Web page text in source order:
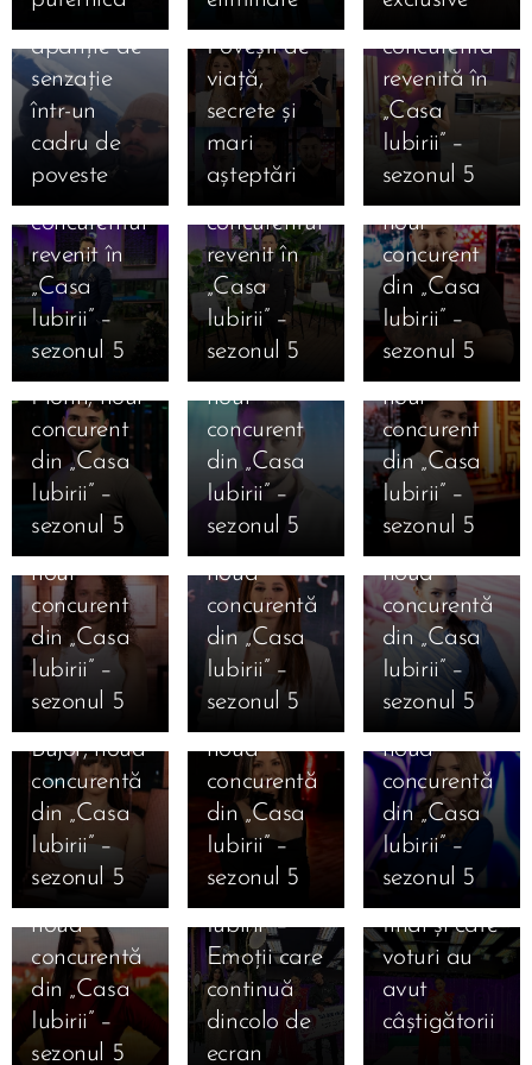
Moldo,
apariție de
senzație
într-un
cadru de
poveste
2026.
Povești de
viață,
secrete și
mari
așteptări
Lucia,
concurenta
revenită în
„Casa
Iubirii” –
sezonul 5
12.01.2026
Cine este
Danciu
Marius,
concurentul
revenit în
„Casa
Iubirii” –
sezonul 5
12.01.2026
Cine este
Robert
Gabriel
Mihai,
concurentul
revenit în
„Casa
Iubirii” –
sezonul 5
12.01.2026
Cine este
Ștefan
Armencea,
noul
concurent
din „Casa
Iubirii” –
sezonul 5
12.01.2026
Cine este
Valentin
Florin, noul
concurent
din „Casa
Iubirii” –
sezonul 5
12.01.2026
Cine este
Alexandru
Punga,
noul
concurent
din „Casa
Iubirii” –
sezonul 5
12.01.2026
Cine este
Iosif
Ciolan,
noul
concurent
din „Casa
Iubirii” –
sezonul 5
12.01.2026
Cine este
Mihai
Mărginean,
noul
concurent
din „Casa
Iubirii” –
sezonul 5
12.01.2026
Cine este
Alexandra
Geamănu,
noua
concurentă
din „Casa
Iubirii” –
sezonul 5
12.01.2026
Cine este
Ana
Cristiana
Bălăuca,
noua
concurentă
din „Casa
Iubirii” –
sezonul 5
12.01.2026
Cine este
Jaqueline
Beatrice
Bujor, noua
concurentă
din „Casa
Iubirii” –
sezonul 5
12.01.2026
Cine este
Carolina
Caramanută,
noua
concurentă
din „Casa
Iubirii” –
sezonul 5
12.01.2026
Cine este
Daniela
Ioana
Camelia
Nistor,
noua
concurentă
din „Casa
Iubirii” –
sezonul 5
12.01.2026
Cine este
Magdalena
Cojocaru,
noua
concurentă
din „Casa
Iubirii” –
sezonul 5
11.01.2026
Mesajele
câștigătorilor
și
finaliștilor
după
Marea
Finală
„Casa
Iubirii” –
Emoții care
continuă
dincolo de
ecran
11.01.2026
Marea
Finală
Casa Iubirii
– Andreea
Mantea
dezvăluie
în premieră
absolută
pentru un
reality-
show
voturile
decisive.
Care este
clasamentul
final și câte
voturi au
avut
câștigătorii
10.01.2026
Bombă în
Casa
Iubirii!
Sorin spune
că Amarah
nu intră în
sezonul 5 și
provoacă
06.01.2026
„Casa
iubirii”
sezonul 5
începe pe
12 ianuarie
2026 — un
nou capitol
05.01.2026